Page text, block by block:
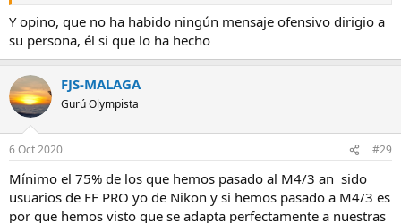
Y opino, que no ha habido ningún mensaje ofensivo dirigio a
su persona, él si que lo ha hecho
FJS-MALAGA
Gurú Olympista
6 Oct 2020 #29
Mínimo el 75% de los que hemos pasado al M4/3 an sido
usuarios de FF PRO yo de Nikon y si hemos pasado a M4/3 es
por que hemos visto que se adapta perfectamente a nuestras